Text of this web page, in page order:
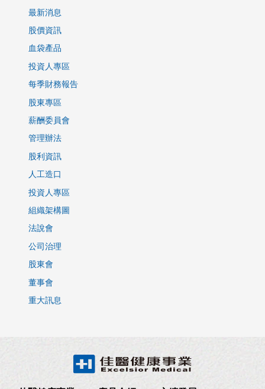
最新消息
股價資訊
血袋產品
投資人專區
每季財務報告
股東專區
薪酬委員會
管理辦法
股利資訊
人工造口
投資人專區
組織架構圖
法說會
公司治理
股東會
董事會
重大訊息